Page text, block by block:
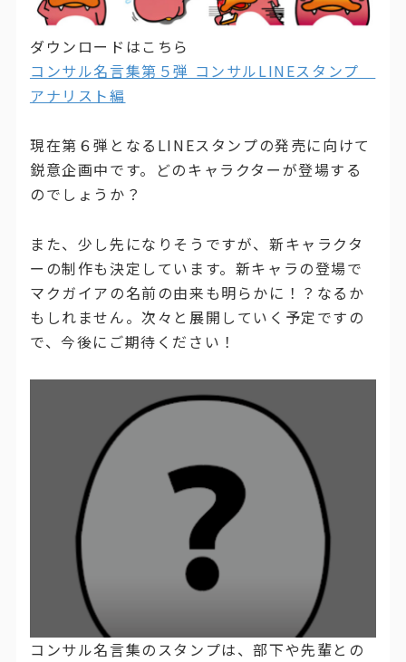
ダウンロードはこちら
コンサル名言集第５弾 コンサルLINEスタンプ
アナリスト編
現在第６弾となるLINEスタンプの発売に向けて
鋭意企画中です。どのキャラクターが登場する
のでしょうか？
また、少し先になりそうですが、新キャラクタ
ーの制作も決定しています。新キャラの登場で
マクガイアの名前の由来も明らかに！？なるか
もしれません。次々と展開していく予定ですの
で、今後にご期待ください！
コンサル名言集のスタンプは、部下や先輩との